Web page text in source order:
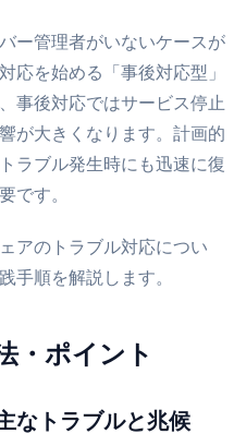
ー管理者がいないケースが
応を始める「事後対応型」
事後対応ではサービス停止
が大きくなります。計画的
ラブル発生時にも迅速に復
です。
アのトラブル対応につい
手順を解説します。
・ポイント
なトラブルと兆候